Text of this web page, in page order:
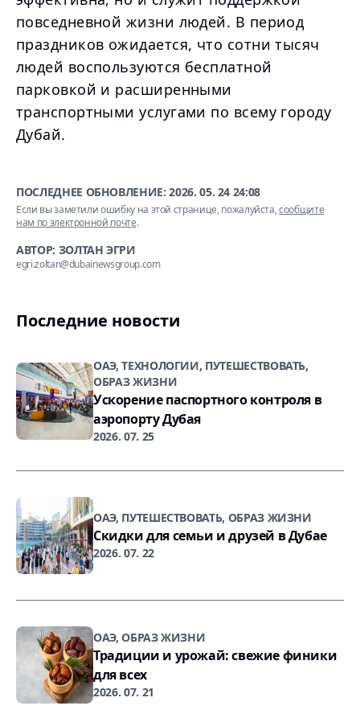
повседневной жизни людей. В период
праздников ожидается, что сотни тысяч
людей воспользуются бесплатной
парковкой и расширенными
транспортными услугами по всему городу
Дубай.
ПОСЛЕДНЕЕ ОБНОВЛЕНИЕ:2026. 05. 24 24:08
Если вы заметили ошибку на этой странице, пожалуйста,сообщите
нам по электронной почте.
АВТОР: ЗОЛТАН ЭГРИ
egri.zoltan@dubainewsgroup.com
Последние новости
ОАЭ, ТЕХНОЛОГИИ, ПУТЕШЕСТВОВАТЬ,
ОБРАЗ ЖИЗНИ
Ускорение паспортного контроля в
аэропорту Дубая
2026. 07. 25
ОАЭ, ПУТЕШЕСТВОВАТЬ, ОБРАЗ ЖИЗНИ
Скидки для семьи и друзей в Дубае
2026. 07. 22
ОАЭ, ОБРАЗ ЖИЗНИ
Традиции и урожай: свежие финики
для всех
2026. 07. 21